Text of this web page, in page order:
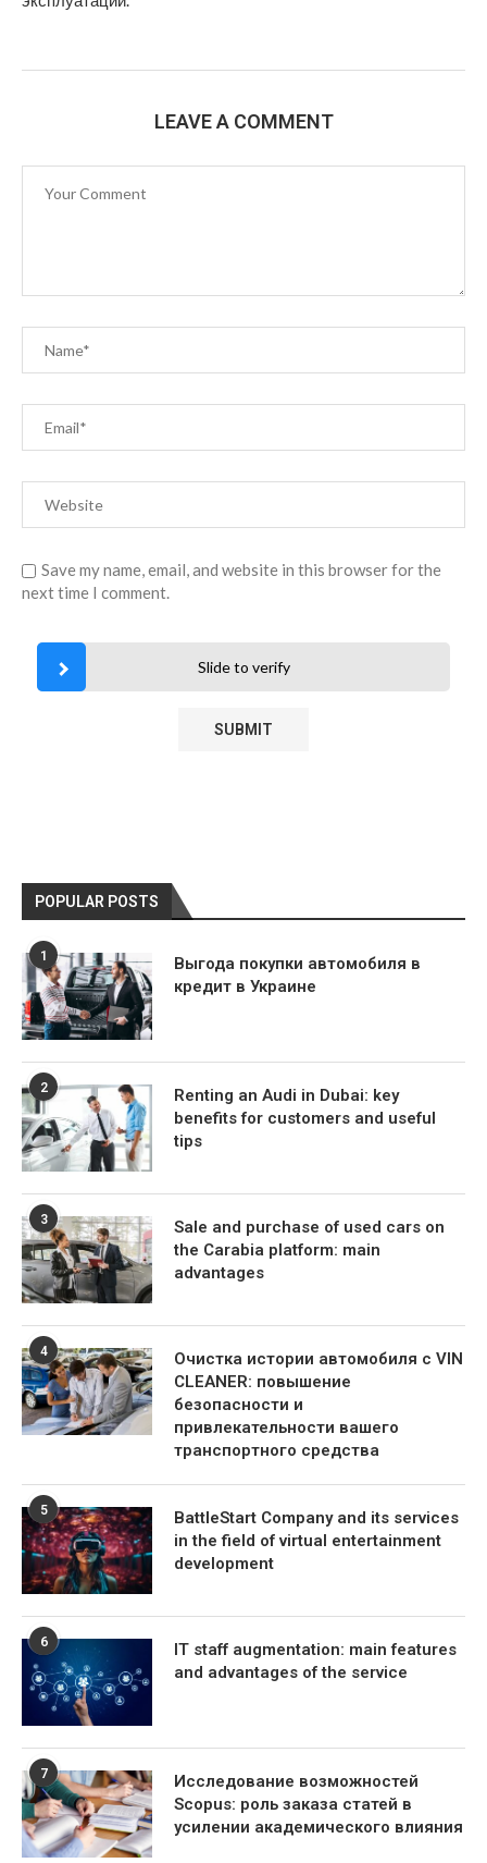
LEAVE A COMMENT
Save my name, email, and website in this browser for the
next time I comment.
Slide to verify
POPULAR POSTS
1
Выгода покупки автомобиля в
кредит в Украине
2
Renting an Audi in Dubai: key
benefits for customers and useful
tips
3
Sale and purchase of used cars on
the Carabia platform: main
advantages
4
Очистка истории автомобиля с VIN
CLEANER: повышение
безопасности и
привлекательности вашего
транспортного средства
5
BattleStart Company and its services
in the field of virtual entertainment
development
6
IT staff augmentation: main features
and advantages of the service
7
Исследование возможностей
Scopus: роль заказа статей в
усилении академического влияния